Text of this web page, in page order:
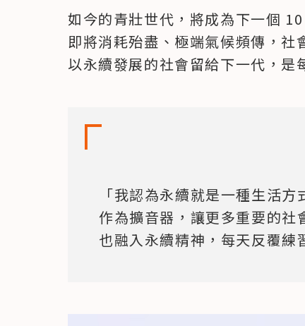
如今的青壯世代，將成為下一個
即將消耗殆盡、極端氣候頻傳，
以永續發展的社會留給下一代，是
「我認為永續就是一種生活
作為擴音器，讓更多重要的社
也融入永續精神，每天反覆練